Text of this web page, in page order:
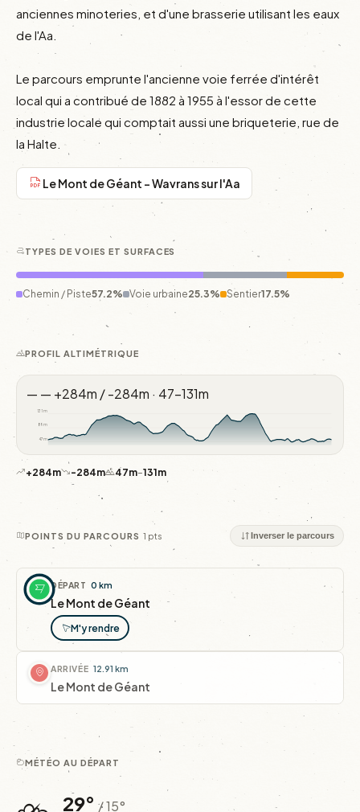
anciennes minoteries, et d'une brasserie utilisant les eaux
de l'Aa.
Le parcours emprunte l'ancienne voie ferrée d'intérêt
local qui a contribué de 1882 à 1955 à l'essor de cette
industrie locale qui comptait aussi une briqueterie, rue de
la Halte.
Le Mont de Géant - Wavrans sur l'Aa
TYPES DE VOIES ET SURFACES
Chemin / Piste57.2% Voie urbaine25.3% Sentier17.5%
PROFIL ALTIMÉTRIQUE
— — +284m / -284m · 47–131m
47m
89m
131m
+284m -284m 47m–131m
POINTS DU PARCOURS 1 pts Inverser le parcours
DÉPART 0 km
Le Mont de Géant
M'y rendre
ARRIVÉE 12.91 km
Le Mont de Géant
MÉTÉO AU DÉPART
29° / 15°